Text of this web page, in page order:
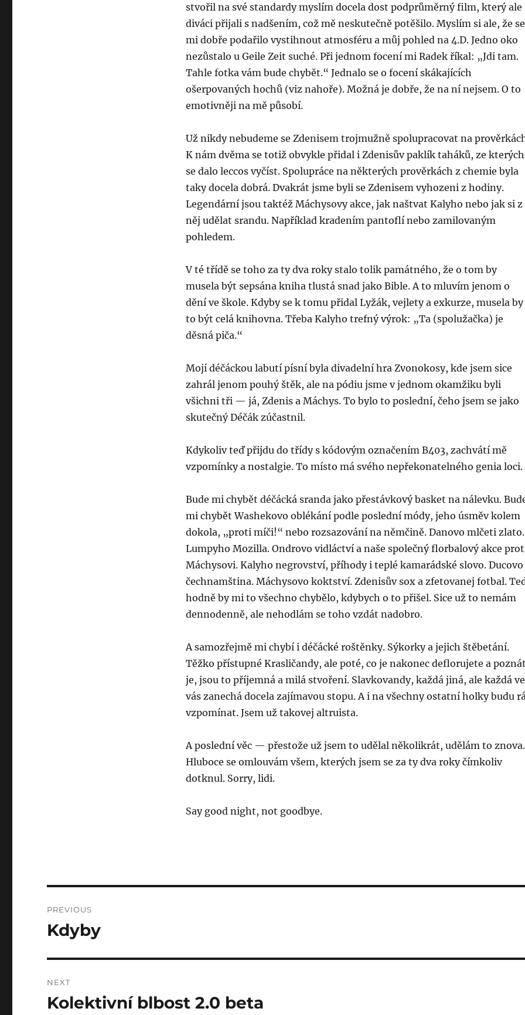
stvořil na své standardy myslím docela dost podprůměrný film, který ale
diváci přijali s nadšením, což mě neskutečně potěšilo. Myslím si ale, že se
mi dobře podařilo vystihnout atmosféru a můj pohled na 4.D. Jedno oko
nezůstalo u Geile Zeit suché. Při jednom focení mi Radek říkal: „Jdi tam.
Tahle fotka vám bude chybět.“ Jednalo se o focení skákajících
ošerpovaných hochů (viz nahoře). Možná je dobře, že na ní nejsem. O to
emotivněji na mě působí.
Už nikdy nebudeme se Zdenisem trojmužně spolupracovat na
K nám dvěma se totiž obvykle přidal i Zdenisův paklík taháků, ze kterých
se dalo leccos vyčíst. Spolupráce na některých prověrkách z chemie byla
taky docela dobrá. Dvakrát jsme byli se Zdenisem vyhozeni z hodiny.
Legendární jsou taktéž Máchysovy akce, jak naštvat Kalyho nebo jak si z
něj udělat srandu. Například kradením pantoflí nebo zamilovaným
pohledem.
V té třídě se toho za ty dva roky stalo tolik památného, že o tom by
musela být sepsána kniha tlustá snad jako Bible. A to mluvím jenom o
dění ve škole. Kdyby se k tomu přidal Lyžák, vejlety a exkurze, musela by
to být celá knihovna. Třeba Kalyho trefný výrok: „Ta (spolužačka) je
děsná piča.“
Mojí déčáckou labutí písní byla divadelní hra Zvonokosy, kde jsem sice
zahrál jenom pouhý štěk, ale na pódiu jsme v jednom okamžiku byli
všichni tři — já, Zdenis a Máchys. To bylo to poslední, čeho jsem se jako
skutečný Déčák zúčastnil.
Kdykoliv teď přijdu do třídy s kódovým označením B403, zachvátí mě
vzpomínky a nostalgie. To místo má svého nepřekonatelného genia loci.
Bude mi chybět déčácká sranda jako přestávkový basket na nálevku.
mi chybět Washekovo oblékání podle poslední módy, jeho úsměv kolem
dokola, „proti míči!“ nebo rozsazování na němčině. Danovo mlčeti zlato.
Lumpyho Mozilla. Ondrovo vidláctví a naše společný florbalový akce
Máchysovi. Kalyho negrovství, příhody i teplé kamarádské slovo. Ducovo
čechnamština. Máchysovo koktství. Zdenisův sox a zfetovanej fotbal.
hodně by mi to všechno chybělo, kdybych o to přišel. Sice už to nemám
dennodenně, ale nehodlám se toho vzdát nadobro.
A samozřejmě mi chybí i déčácké roštěnky. Sýkorky a jejich štěbetání.
Těžko přístupné Krasličandy, ale poté, co je nakonec deflorujete a
je, jsou to příjemná a milá stvoření. Slavkovandy, každá jiná, ale každá ve
vás zanechá docela zajímavou stopu. A i na všechny ostatní holky budu
vzpomínat. Jsem už takovej altruista.
A poslední věc — přestože už jsem to udělal několikrát, udělám to znova.
Hluboce se omlouvám všem, kterých jsem se za ty dva roky čímkoliv
dotknul. Sorry, lidi.
Say good night, not goodbye.
navigation
PREVIOUS
Previous
Kdyby
NEXT
Next
Kolektivní blbost 2.0 beta